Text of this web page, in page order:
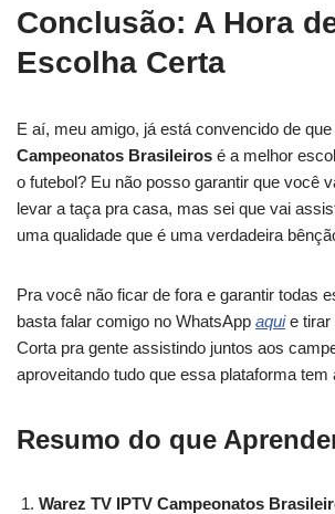
Conclusão: A Hora
Escolha Certa
E aí, meu amigo, já está convencido de que
Campeonatos Brasileiros é a melhor
o futebol? Eu não posso garantir que você
levar a taça pra casa, mas sei que vai
uma qualidade que é uma verdadeira
Pra você não ficar de fora e garantir todas
basta falar comigo no WhatsApp aquie tirar
Corta pra gente assistindo juntos aos
aproveitando tudo que essa plataforma tem
Resumo do que
Warez TV IPTV Campeonatos